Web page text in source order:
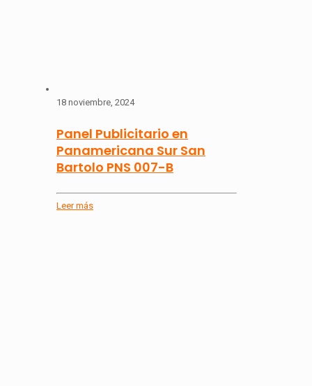
18 noviembre, 2024
Panel Publicitario en
Panamericana Sur San
Bartolo PNS 007-B
Leer más